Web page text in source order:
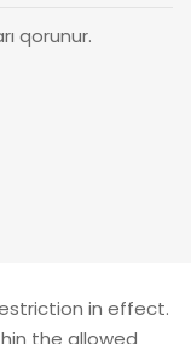
qorunur.
in effect.
the allowed